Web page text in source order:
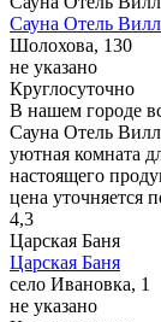
Сауна Отель
Шолохова, 130
не указано
Круглосуточно
В нашем городе
Сауна Отель
уютная комната
настоящего
цена уточняется
4,3
Царская Баня
Царская Баня
село Ивановка, 1
не указано